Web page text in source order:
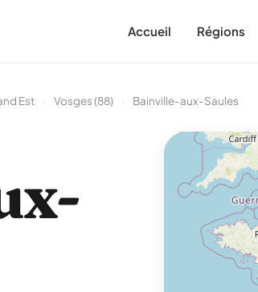
Accueil Régions
Est Vosges (88) Bainville-aux-Saules